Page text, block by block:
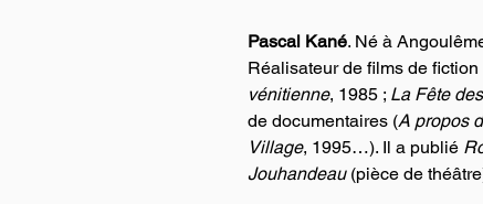
Pascal Kané. Né à
Réalisateur de films de fiction
vénitienne, 1985 ; La Fête
de documentaires (A propos
Village, 1995…). Il a publié
Jouhandeau (pièce de